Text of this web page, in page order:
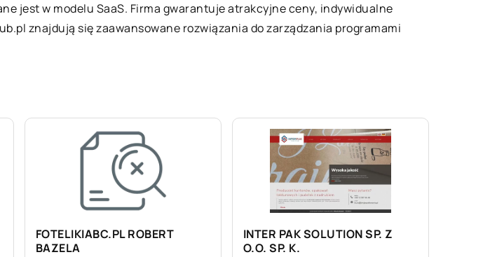
jest w modelu SaaS. Firma gwarantuje atrakcyjne ceny, indywidualne
znajdują się zaawansowane rozwiązania do zarządzania programami
FOTELIKIABC.PL ROBERT
BAZELA
INTER PAK SOLUTION SP. Z
O.O. SP. K.